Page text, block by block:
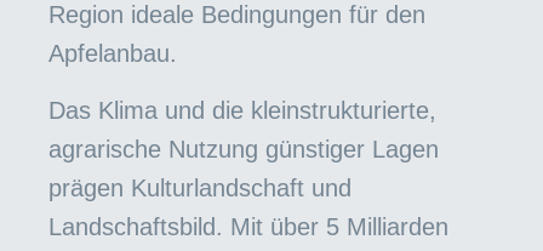
Region ideale Bedingungen für den
Apfelanbau.
Das Klima und die kleinstrukturierte,
agrarische Nutzung günstiger Lagen
prägen Kulturlandschaft und
Landschaftsbild. Mit über 5 Milliarden